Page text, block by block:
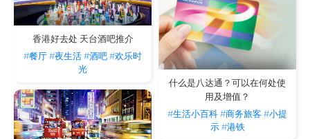
香港好去处 天台酒吧推介
#餐厅#夜生活#酒吧#欢乐时
光
什么是八达通？可以在何处使
用及增值？
#生活小百科#商务旅客 #小提
示 #港铁